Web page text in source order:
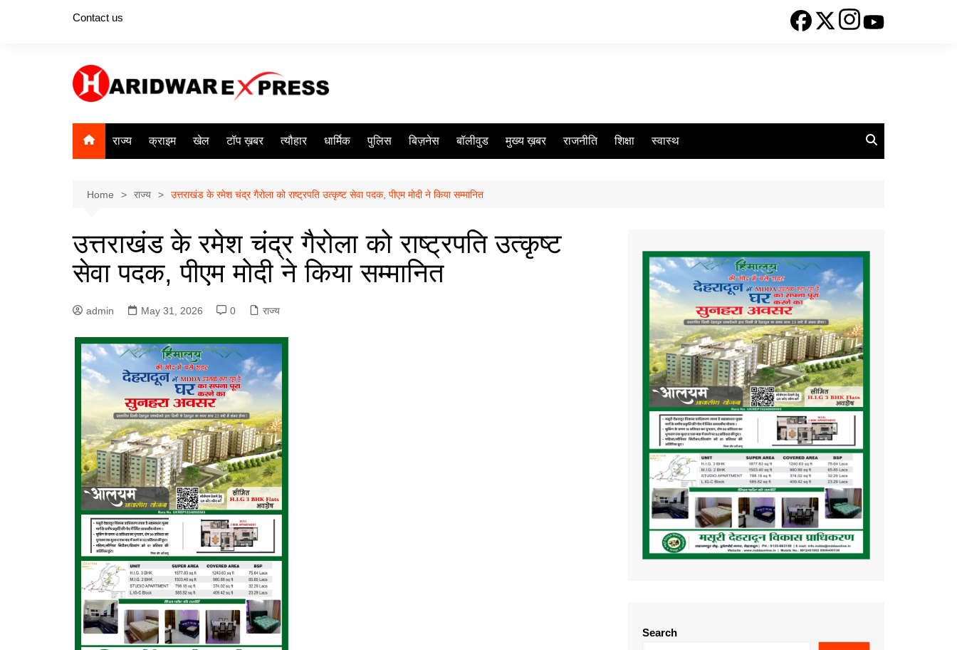
Contact us
राज्य क्राइम खेल टॉप ख़बर त्यौहार धार्मिक पुलिस बिज़नेस बॉलीवुड मुख्य ख़बर राजनीति शिक्षा स्वास्थ
Home राज्य उत्तराखंड के रमेश चंद्र गैरोला को राष्ट्रपति उत्कृष्ट सेवा पदक, पीएम मोदी ने किया सम्मानित
उत्तराखंड के रमेश चंद्र गैरोला को राष्ट्रपति उत्कृष्ट
सेवा पदक, पीएम मोदी ने किया सम्मानित
admin May 31, 2026 0 राज्य
Search